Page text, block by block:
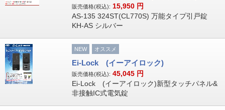
販売価格(税込): 15,950 円
AS-135 324ST(CL770S) 万能タイプ引戸錠
KH-AS シルバー
NEW オススメ
Ei-Lock (イーアイロック)
販売価格(税込): 45,045 円
Ei-Lock (イーアイロック)新型タッチパネル&
非接触IC式電気錠